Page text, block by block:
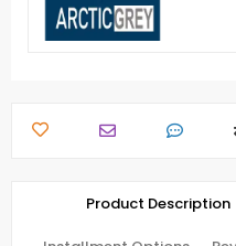
Product Description